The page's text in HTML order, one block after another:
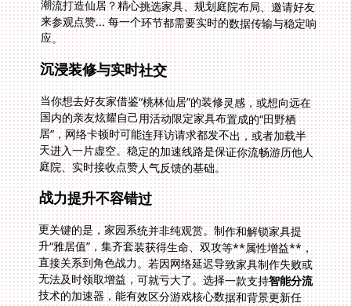
应。
沉浸装修与实时社交
当你想去好友家借鉴“桃林仙居”的装修灵感，或想向远在
国内的亲友炫耀自己用活动限定家具布置成的“田野栖
居”，网络卡顿时可能连拜访请求都发不出，或者加载半
天进入一片虚空。稳定的加速线路是保证你流畅游历他人
庭院、实时接收点赞人气反馈的基础。
战力提升不容错过
更关键的是，家园系统并非纯观赏。制作和解锁家具提
升“雅居值”，集齐套装获得生命、双攻等**属性增益**，
直接关系到角色战力。若因网络延迟导致家具制作失败或
无法及时领取增益，可就亏大了。选择一款支持智能分流
技术的加速器，能有效区分游戏核心数据和背景更新任
务，保障关键操作（如制作、领取）优先通过高速专线传